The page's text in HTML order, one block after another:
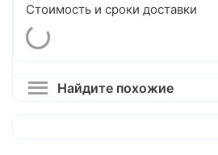
Стоимость и сроки доставки
Найдите похожие